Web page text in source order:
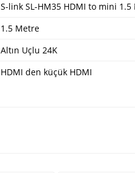
S-link SL-HM35 HDMI to mini
1.5 Metre
Altın Uçlu 24K
HDMI den küçük HDMI